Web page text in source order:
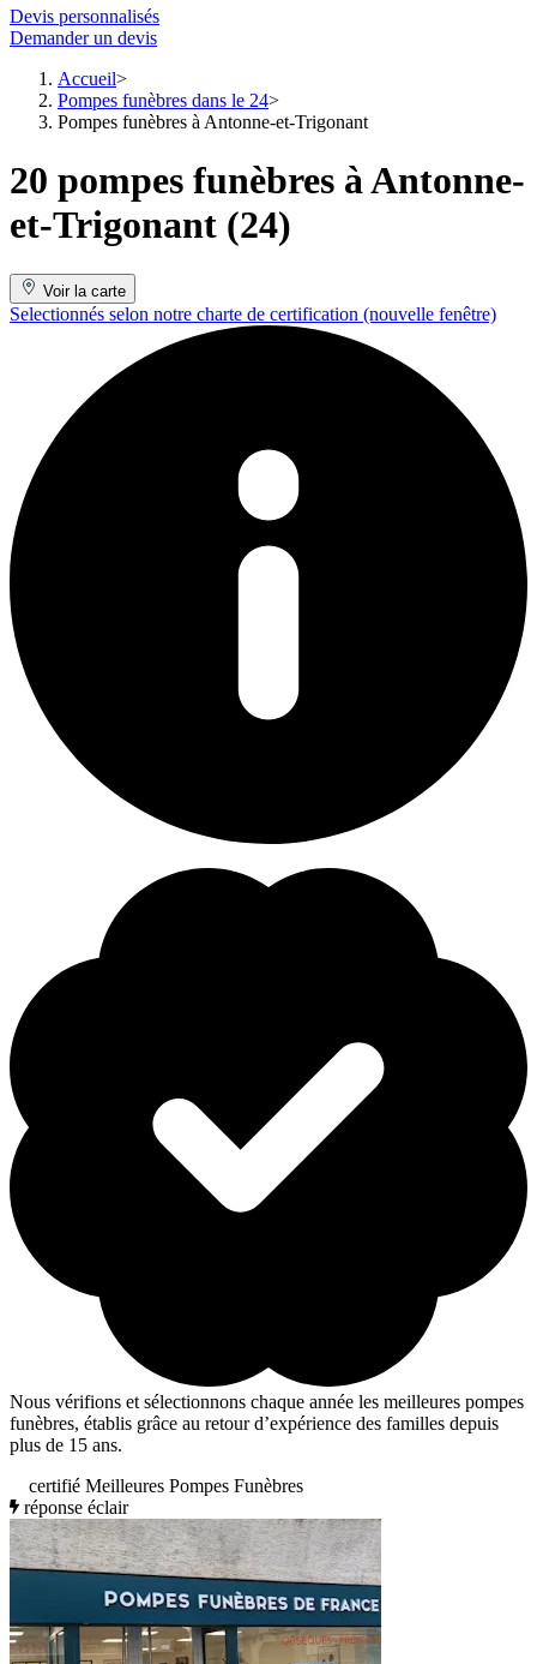
Devis personnalisés
Demander un devis
Accueil
Pompes funèbres dans le 24
Pompes funèbres à Antonne-et-Trigonant
20 pompes funèbres à Antonne-
et-Trigonant (24)
Voir la carte
Selectionnés selon notre charte de certification (nouvelle fenêtre)
Nous vérifions et sélectionnons chaque année les meilleures pompes
funèbres, établis grâce au retour d’expérience des familles depuis
plus de 15 ans.
certifié Meilleures Pompes Funèbres
réponse éclair